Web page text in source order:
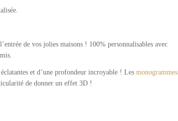
de vos jolies maisons ! 100% personnalisables avec
et d’une profondeur incroyable ! Lesmonogrammes
de donner un effet 3D !